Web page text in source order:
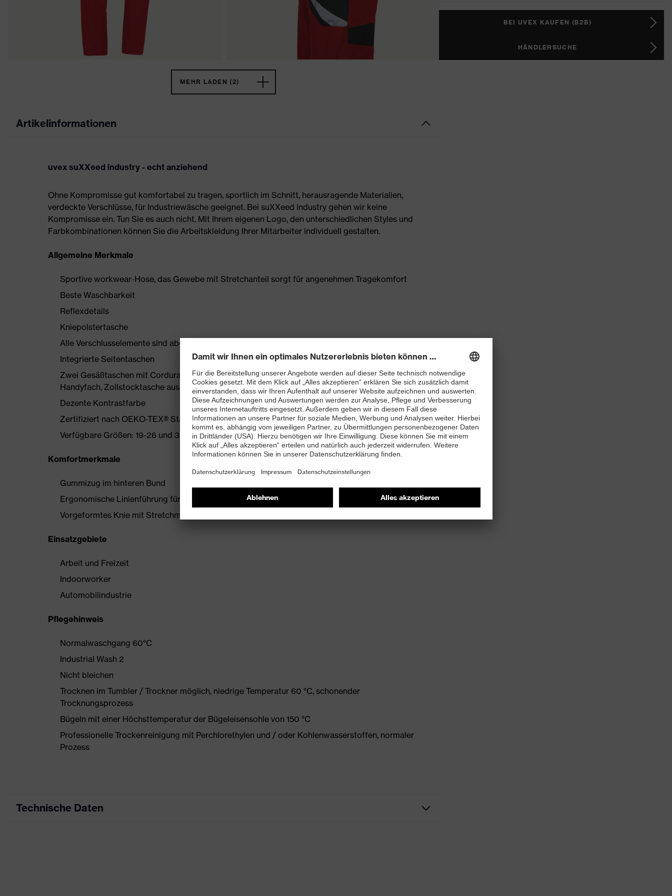
MEHR LADEN (2)
Artikelinformationen
uvex suXXeed industry - echt anziehend
Ohne Kompromisse gut komfortabel zu tragen, sportlich im Schnitt, herausragende Materialien,
verdeckte Verschlüsse, für Industriewäsche geeignet. Bei suXXeed industry gehen wir keine
Kompromisse ein. Tun Sie es auch nicht. Mit Ihrem eigenen Logo, den unterschiedlichen Styles und
Farbkombinationen können Sie die Arbeitskleidung Ihrer Mitarbeiter individuell gestalten.
Allgemeine Merkmale
Sportive workwear-Hose, das Gewebe mit Stretchanteil sorgt für angenehmen Tragekomfort
Beste Waschbarkeit
Reflexdetails
Kniepolstertasche
Alle Verschlusselemente sind abgedeckt
Integrierte Seitentaschen
Zwei Gesäßtaschen mit Cordura verstärkt, Schenkeltasche mit hohem Volumen und integriertem
Handyfach, Zollstocktasche aus Cordura
Dezente Kontrastfarbe
Zertifiziert nach OEKO-TEX® Standard 100
Verfügbare Größen: 19-26 und 34-54
Komfortmerkmale
Gummizug im hinteren Bund
Ergonomische Linienführung für mehr Bewegungsfreiheit
Vorgeformtes Knie mit Stretchmaterial
Einsatzgebiete
Arbeit und Freizeit
Indoorworker
Automobilindustrie
Pflegehinweis
Normalwaschgang 60°C
Industrial Wash 2
Nicht bleichen
Trocknen im Tumbler / Trockner möglich, niedrige Temperatur 60 °C, schonender
Trocknungsprozess
Bügeln mit einer Höchsttemperatur der Bügeleisensohle von 150 °C
Professionelle Trockenreinigung mit Perchlorethylen und / oder Kohlenwasserstoffen, normaler
Prozess
Technische Daten
BEI UVEX KAUFEN (B2B)
HÄNDLERSUCHE